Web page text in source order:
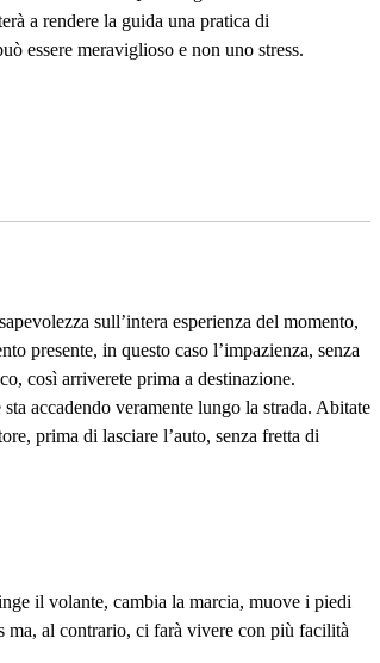
a rendere la guida una pratica di
essere meraviglioso e non uno stress.
sull’intera esperienza del momento,
presente, in questo caso l’impazienza, senza
così arriverete prima a destinazione.
accadendo veramente lungo la strada. Abitate
prima di lasciare l’auto, senza fretta di
il volante, cambia la marcia, muove i piedi
ma, al contrario, ci farà vivere con più facilità